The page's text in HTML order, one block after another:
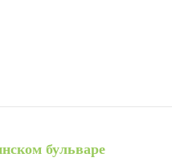
бульваре